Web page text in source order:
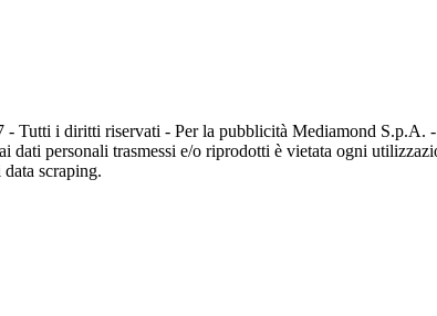
Tutti i diritti riservati - Per la pubblicità Mediamond S.p.A.
dati personali trasmessi e/o riprodotti è vietata ogni
scraping.